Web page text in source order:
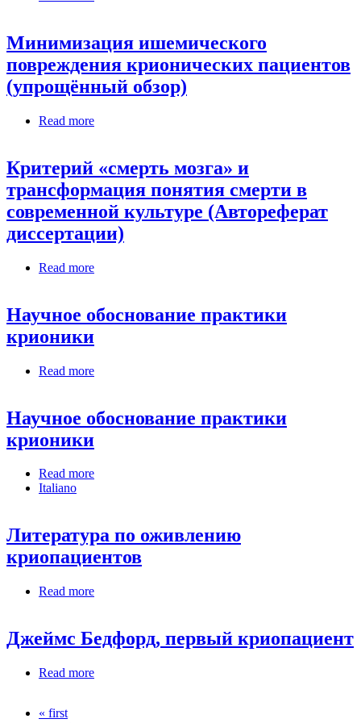
Минимизация ишемического
повреждения крионических пациентов
(упрощённый обзор)
Read more
Критерий «смерть мозга» и
трансформация понятия смерти в
современной культуре (Автореферат
диссертации)
Read more
Научное обоснование практики
крионики
Read more
Научное обоснование практики
крионики
Read more
Italiano
Литература по оживлению
криопациентов
Read more
Джеймс Бедфорд, первый криопациент
Read more
« first